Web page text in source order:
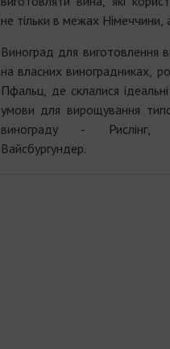
не тільки в межах Німеччини,
Виноград для виготовлення
на власних виноградниках,
Пфальц, де склалися ідеальні
умови для вирощування
винограду - Рислінг,
Вайсбургундер.